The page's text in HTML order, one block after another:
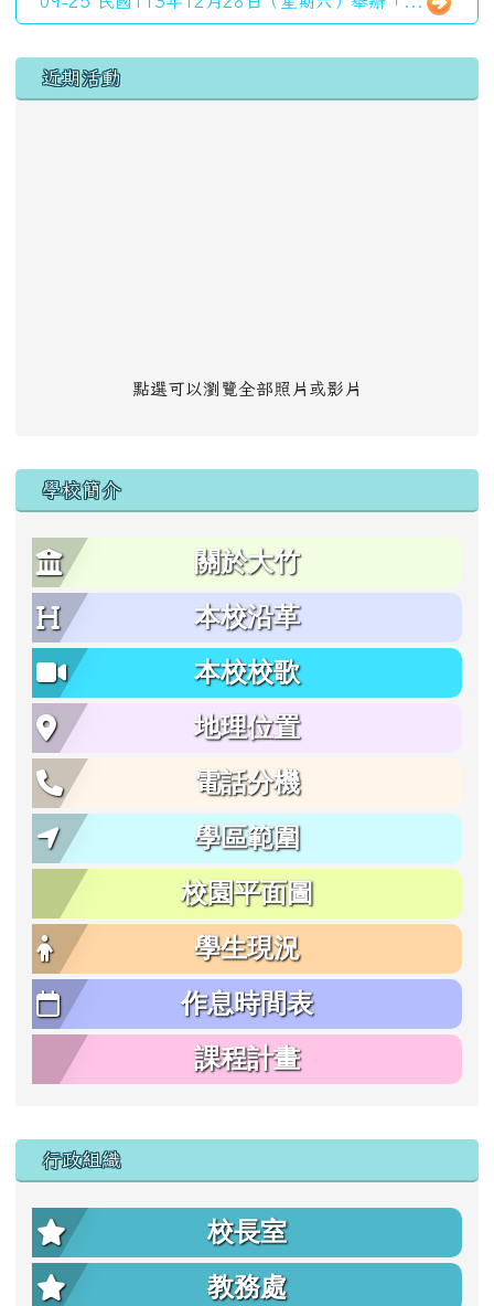
左邊區域內容
近期活動
點選可以瀏覽全部照片或影片
學校簡介
關於大竹
本校沿革
本校校歌
地理位置
電話分機
學區範圍
校園平面圖
學生現況
作息時間表
課程計畫
行政組織
校長室
教務處